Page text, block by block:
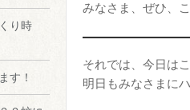
みなさま、ぜひ、
それでは、今日はこ
明日もみなさまに
り時
す！